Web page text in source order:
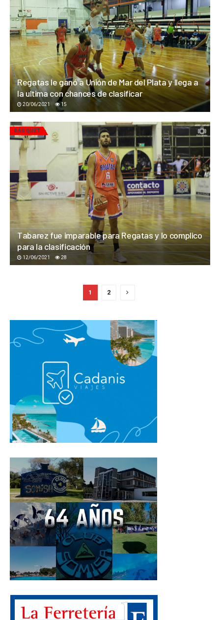
Regatas le ganó a Unión de Mar del Plata y llega a
la ultima con chances de clasificar
20/06/2021 15
BÁSQUET
Tabarez fue imparable para Regatas y lo complico
para la clasificación
12/06/2021 28
1 2